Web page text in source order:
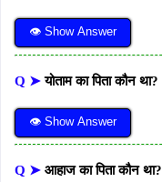
👁 Show Answer
Q ➤योताम का पिता कौन था?
👁 Show Answer
Q ➤ आहाज का पिता कौन था?